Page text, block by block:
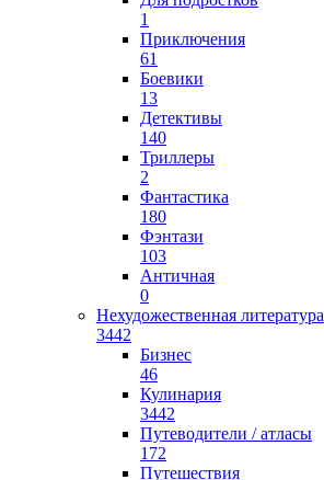
1
Приключения
61
Боевики
13
Детективы
140
Триллеры
2
Фантастика
180
Фэнтази
103
Античная
0
Нехудожественная литература
3442
Бизнес
46
Кулинария
3442
Путеводители / атласы
172
Путешествия